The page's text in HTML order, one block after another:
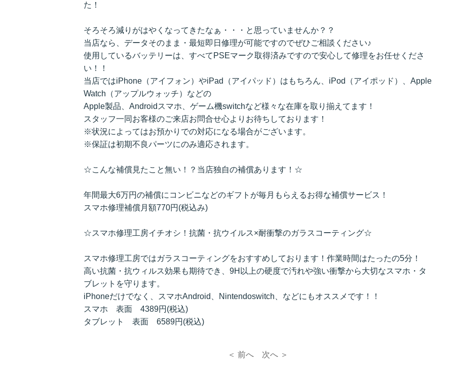
た！
そろそろ減りがはやくなってきたなぁ・・・と思っていませんか？？
当店なら、データそのまま・最短即日修理が可能ですのでぜひご相談ください♪
使用しているバッテリーは、すべてPSEマーク取得済みですので安心して修理をお任せくださ
い！！
当店ではiPhone（アイフォン）やiPad（アイパッド）はもちろん、iPod（アイポッド）、Apple
Watch（アップルウォッチ）などの
Apple製品、Androidスマホ、ゲーム機switchなど様々な在庫を取り揃えてます！
スタッフ一同お客様のご来店お問合せ心よりお待ちしております！
※状況によってはお預かりでの対応になる場合がございます。
※保証は初期不良パーツにのみ適応されます。
☆こんな補償見たこと無い！？当店独自の補償あります！☆
年間最大6万円の補償にコンビニなどのギフトが毎月もらえるお得な補償サービス！
スマホ修理補償月額770円(税込み)
☆スマホ修理工房イチオシ！抗菌・抗ウイルス×耐衝撃のガラスコーティング☆
スマホ修理工房ではガラスコーティングをおすすめしております！作業時間はたったの5分！
高い抗菌・抗ウィルス効果も期待でき、9H以上の硬度で汚れや強い衝撃から大切なスマホ・タ
ブレットを守ります。
iPhoneだけでなく、スマホAndroid、Nintendoswitch、などにもオススメです！！
スマホ 表面 4389円(税込)
タブレット 表面 6589円(税込)
＜ 前へ 次へ ＞